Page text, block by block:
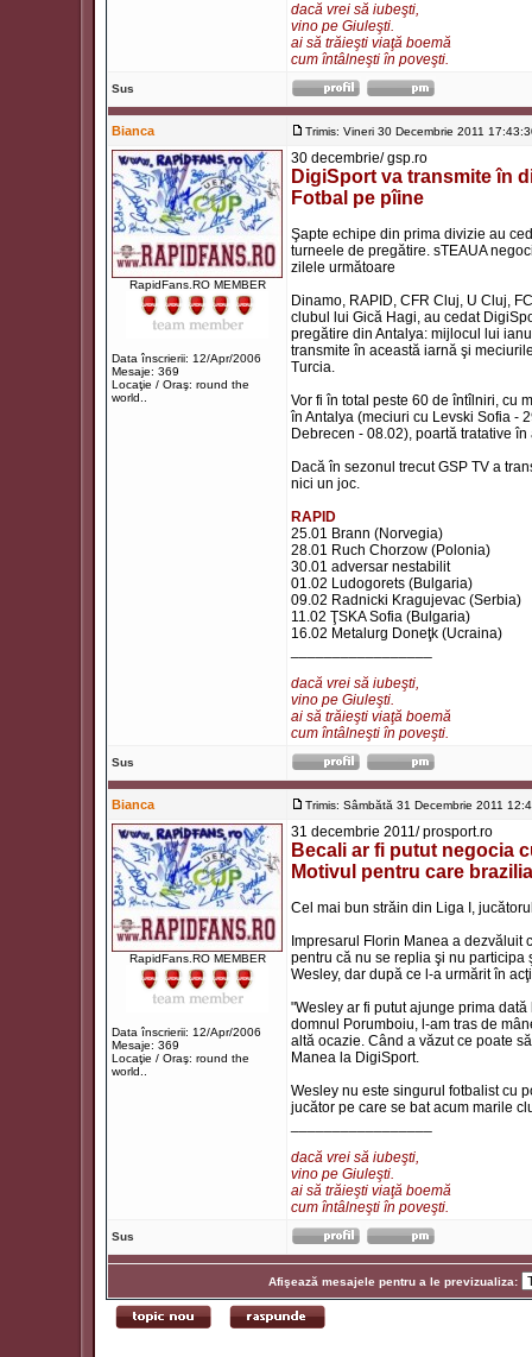
dacă vrei să iubeşti,
vino pe Giuleşti.
ai să trăieşti viaţă boemă
cum întâlneşti în poveşti.
Sus
Bianca Trimis: Vineri 30 Decembrie 2011
RapidFans.RO MEMBER
Data înscrierii: 12/Apr/2006
Mesaje: 369
Locaţie / Oraş: round the
world..
30 decembrie/ gsp.ro
DigiSport va transmite în
Fotbal pe pîine
Şapte echipe din prima divizie au
turneele de pregătire. sTEAUA
zilele următoare
Dinamo, RAPID, CFR Cluj, U Cluj,
clubul lui Gică Hagi, au cedat
pregătire din Antalya: mijlocul lui
transmite în această iarnă şi
Turcia.
Vor fi în total peste 60 de întîlniri, cu
în Antalya (meciuri cu Levski Sofia -
Debrecen - 08.02), poartă tratative
Dacă în sezonul trecut GSP TV a
nici un joc.
RAPID
25.01 Brann (Norvegia)
28.01 Ruch Chorzow (Polonia)
30.01 adversar nestabilit
01.02 Ludogorets (Bulgaria)
09.02 Radnicki Kragujevac (Serbia)
11.02 ŢSKA Sofia (Bulgaria)
16.02 Metalurg Doneţk (Ucraina)
dacă vrei să iubeşti,
vino pe Giuleşti.
ai să trăieşti viaţă boemă
cum întâlneşti în poveşti.
Sus
Bianca Trimis: Sâmbătă 31 Decembrie 2011
RapidFans.RO MEMBER
Data înscrierii: 12/Apr/2006
Mesaje: 369
Locaţie / Oraş: round the
world..
31 decembrie 2011/ prosport.ro
Becali ar fi putut negocia
Motivul pentru care
Cel mai bun străin din Liga I,
Impresarul Florin Manea a dezvăluit
pentru că nu se replia şi nu participa
Wesley, dar după ce l-a urmărit în
"Wesley ar fi putut ajunge prima
domnul Porumboiu, l-am tras de
altă ocazie. Când a văzut ce poate
Manea la DigiSport.
Wesley nu este singurul fotbalist cu
jucător pe care se bat acum marile
dacă vrei să iubeşti,
vino pe Giuleşti.
ai să trăieşti viaţă boemă
cum întâlneşti în poveşti.
Sus
Afişează mesajele pentru a le previzualiza: